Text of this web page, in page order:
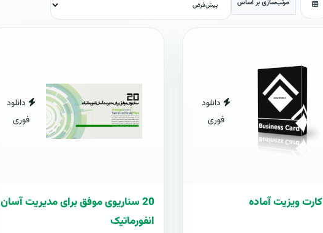
مرتب‌سازی بر اساس
دانلود
فوری
دانلود
فوری
20 سناریوی موفق برای مدیریت آسان
انفورماتیک